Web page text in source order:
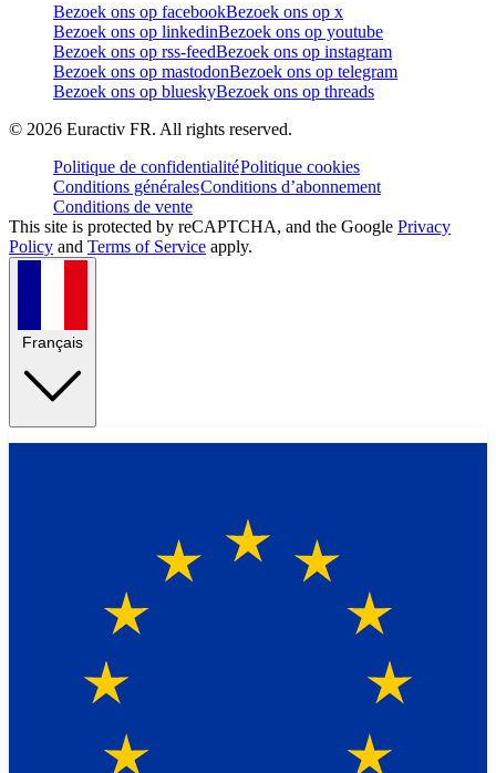
Bezoek ons op facebookBezoek ons op x
Bezoek ons op linkedinBezoek ons op youtube
Bezoek ons op rss-feedBezoek ons op instagram
Bezoek ons op mastodonBezoek ons op telegram
Bezoek ons op blueskyBezoek ons op threads
© 2026 Euractiv FR. All rights reserved.
Politique de confidentialitéPolitique cookies
Conditions généralesConditions d’abonnement
Conditions de vente
This site is protected by reCAPTCHA, and the Google Privacy
Policy and Terms of Service apply.
Français